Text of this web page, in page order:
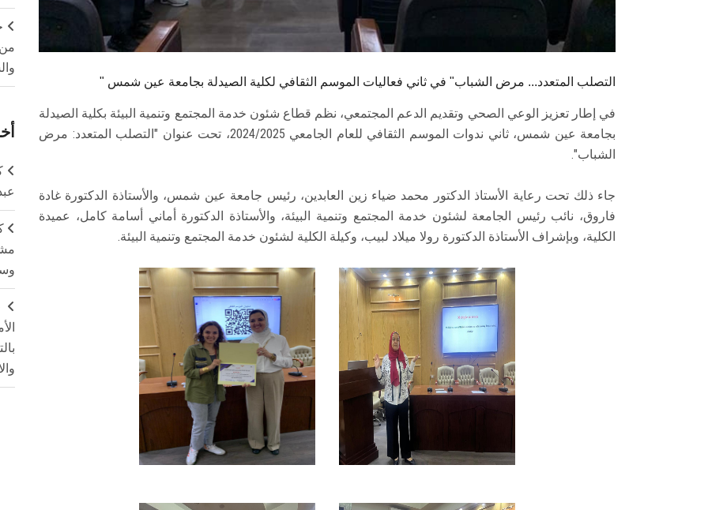
" التصلب المتعدد... مرض الشباب" في ثاني فعاليات الموسم الثقافي لكلية الصيدلة بجامعة عين شمس
في إطار تعزيز الوعي الصحي وتقديم الدعم المجتمعي، نظم قطاع شئون خدمة المجتمع وتنمية البيئة بكلية الصيدلة
بجامعة عين شمس، ثاني ندوات الموسم الثقافي للعام الجامعي 2024/2025، تحت عنوان "التصلب المتعدد: مرض
الشباب".
جاء ذلك تحت رعاية الأستاذ الدكتور محمد ضياء زين العابدين، رئيس جامعة عين شمس، والأستاذة الدكتورة غادة
فاروق، نائب رئيس الجامعة لشئون خدمة المجتمع وتنمية البيئة، والأستاذة الدكتورة أماني أسامة كامل، عميدة
الكلية، وبإشراف الأستاذة الدكتورة رولا ميلاد لبيب، وكيلة الكلية لشئون خدمة المجتمع وتنمية البيئة.